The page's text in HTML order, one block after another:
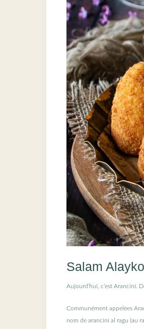
Salam
Aujourd’hui, c’est Arancini.
Communément appelées
nom de arancini al ragu (au